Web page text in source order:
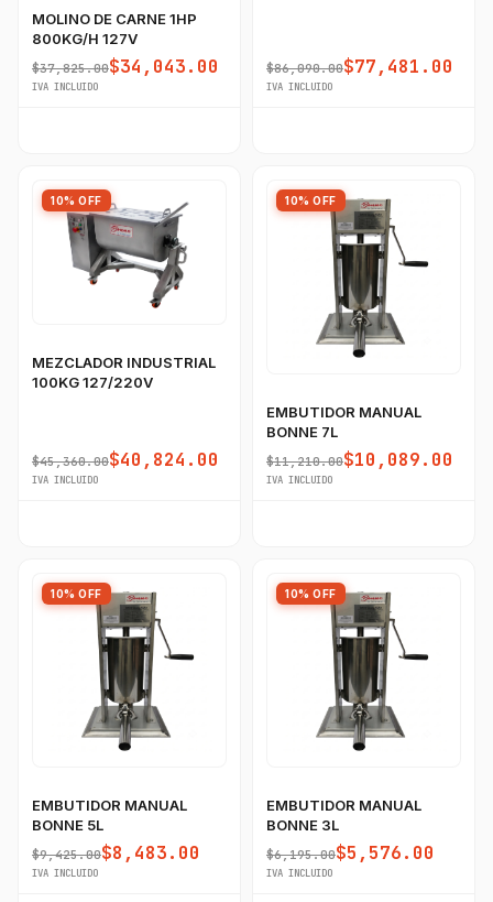
MOLINO DE CARNE 1HP
800KG/H 127V
$37,825.00$34,043.00
IVA INCLUIDO
$86,090.00$77,481.00
IVA INCLUIDO
10% OFF
MEZCLADOR INDUSTRIAL
100KG 127/220V
$45,360.00$40,824.00
IVA INCLUIDO
10% OFF
EMBUTIDOR MANUAL
BONNE 7L
$11,210.00$10,089.00
IVA INCLUIDO
10% OFF
EMBUTIDOR MANUAL
BONNE 5L
$9,425.00$8,483.00
IVA INCLUIDO
10% OFF
EMBUTIDOR MANUAL
BONNE 3L
$6,195.00$5,576.00
IVA INCLUIDO